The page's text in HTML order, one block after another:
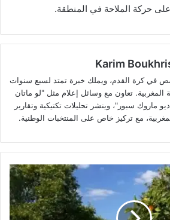
حركة الملاحة في المنطقة.
Karim
كرة القدم، ويملك خبرة تمتد لسبع سنوات
المغربية. تعاون مع وسائل إعلام مثل "لو ماتان
سبور"، وينشر تحليلات تكتيكية وتقارير
مع تركيز خاص على المنتخبات الوطنية.